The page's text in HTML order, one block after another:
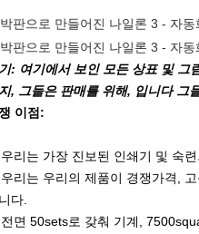
: 여기에서 보인 모든 상표 및 그
, 그들은 판매를 위해, 입니다 그
이점:
우리는 가장 진보된 인쇄기 및 숙
우리는 우리의 제품이 경쟁가격,
다.
전면 50sets로 갖춰 기계,